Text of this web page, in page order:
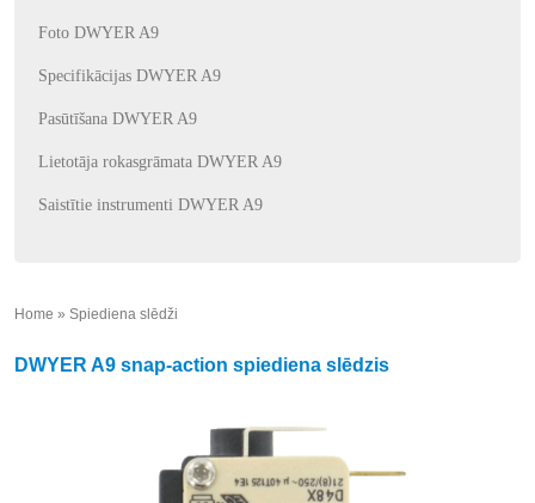
Foto DWYER A9
Specifikācijas DWYER A9
Pasūtīšana DWYER A9
Lietotāja rokasgrāmata DWYER A9
Saistītie instrumenti DWYER A9
Home » Spiediena slēdži
DWYER A9 snap-action spiediena slēdzis